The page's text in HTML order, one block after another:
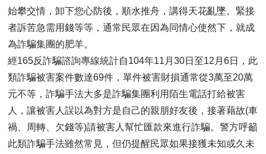
始攀交情，卸下您心防後，順水推舟，講得天花亂墜。緊接
者訴苦急需用錢等等，通常民眾在因為同情心使然下，就成
為詐騙集團的肥羊。
經165反詐騙諮詢專線統計自104年11月30日至12月6日，此
類詐騙被害案件數達69件，單件被害財損通常從3萬至20萬
元不等，詐騙手法大多是詐騙集團利用陌生電話打給被害
人，讓被害人誤以為對方是自己的親朋好友後，接著藉故(車
禍、周轉、欠錢等)請被害人幫忙匯款來進行詐騙。警方呼籲
此類詐騙手法雖然常見，但仍提醒民眾如果接獲未知或久未